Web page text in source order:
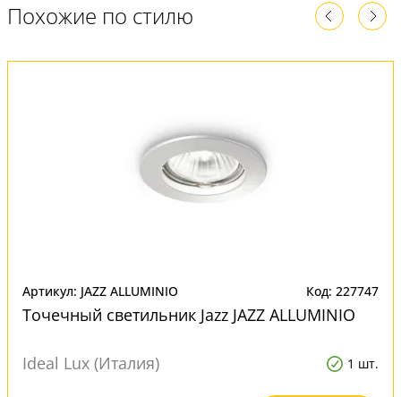
Похожие по стилю
Артикул: JAZZ ALLUMINIO Код: 227747
Точечный светильник Jazz JAZZ ALLUMINIO
Ideal Lux (Италия) 1 шт.